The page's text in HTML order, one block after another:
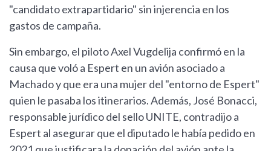
"candidato extrapartidario" sin injerencia en los
gastos de campaña.
Sin embargo, el piloto Axel Vugdelija confirmó en la
causa que voló a Espert en un avión asociado a
Machado y que era una mujer del "entorno de Espert"
quien le pasaba los itinerarios. Además, José Bonacci,
responsable jurídico del sello UNITE, contradijo a
Espert al asegurar que el diputado le había pedido en